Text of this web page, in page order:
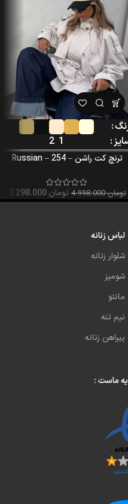
1
2
ترنچ کت راشن – Russian – 254
تومان4.998.000 تومان3.298.000
لباس زنانه
شلوار زنانه
شومیز
مانتو
نیم تنه
پیراهن زنانه
ماست :